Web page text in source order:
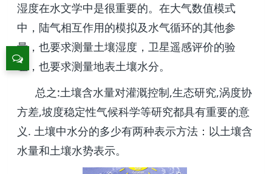
湿度在水文学中是很重要的。在大气数值模式
中，陆气相互作用的模拟及水气循环的其他参
量，也要求测量土壤湿度，卫星遥感评价的验
证，也要求测量地表土壤水分。
总之:土壤含水量对灌溉控制,生态研究,涡度协
方差,坡度稳定性气候科学等研究都具有重要的意
义. 土壤中水分的多少有两种表示方法：以土壤含
水量和土壤水势表示。